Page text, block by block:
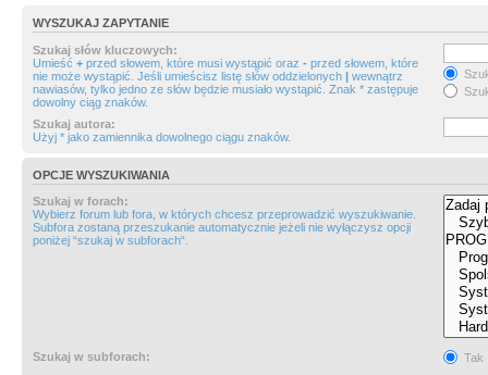
WYSZUKAJ ZAPYTANIE
Szukaj słów kluczowych:
Umieść + przed słowem, które musi wystąpić oraz - przed słowem, które
nie może wystąpić. Jeśli umieścisz listę słów oddzielonych | wewnątrz
nawiasów, tylko jedno ze słów będzie musiało wystąpić. Znak * zastępuje
dowolny ciąg znaków.
Szukaj autora:
Użyj * jako zamiennika dowolnego ciągu znaków.
OPCJE WYSZUKIWANIA
Szukaj w forach:
Wybierz forum lub fora, w których chcesz przeprowadzić wyszukiwanie.
Subfora zostaną przeszukanie automatycznie jeżeli nie wyłączysz opcji
poniżej “szukaj w subforach“.
Szukaj w subforach:
Tak